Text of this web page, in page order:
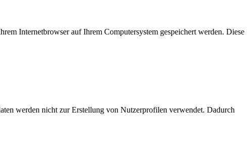
Internetbrowser auf Ihrem Computersystem gespeichert werden. Diese
werden nicht zur Erstellung von Nutzerprofilen verwendet. Dadurch